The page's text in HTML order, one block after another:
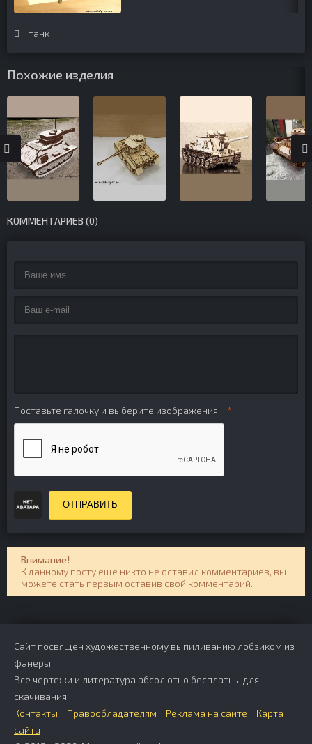
танк
Похожие изделия
КОММЕНТАРИЕВ (0)
Поставьте галочку и выберите изображения:
ОТПРАВИТЬ
Внимание!
К данному посту еще никто не оставил комментариев, вы
можете стать первым оставив свой комментарий.
Сайт посвящен художественному выпиливанию лобзиком из
фанеры.
Все чертежи и литература абсолютно бесплатны для
скачивания.
Контакты
Правообладателям Реклама на сайте
Карта
сайта